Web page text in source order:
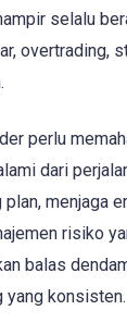
selalu
overtrading,
perlu
dari
menjaga
risiko
balas
yang konsisten.